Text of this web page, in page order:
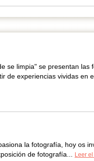
se limpia" se presentan las
de experiencias vividas en
la fotografía, hoy os
de fotografía...
Leer